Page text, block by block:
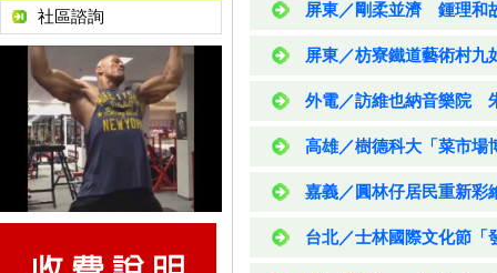
社區諮詢 屏東／剛柔並濟 鍾理和
屏東／枋寮鐵道藝術村
外電／訪維也納音樂院
高雄／樹德科大「菜市場
嘉義／圓林仔居民重新
台北／士林國際文化節「